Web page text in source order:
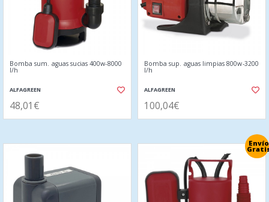
Bomba sum. aguas sucias 400w-8000
l/h
ALFAGREEN
48,01€
Bomba sup. aguas limpias 800w-3200
l/h
ALFAGREEN
100,04€
Envío